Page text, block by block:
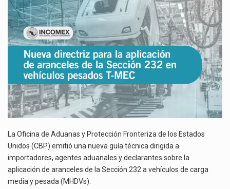
La inversión fija bruta en México registró un aumento de 1.1% interanual en mayo de…
El gobierno de Estados Unidos anunciará un arancel del 15 % sobre los productos fabricados…
El Departamento de Agricultura de Estados Unidos (USDA) suspendió el 5 de agosto de 2026…
DE
ARANCELES
LA
SECCIÓN
232
EN
VEHÍCULOS
PESADOS
T-
MEC
La Oficina de Aduanas y Protección Fronteriza de los Estados
Unidos (CBP) emitió una nueva guía técnica dirigida a
importadores, agentes aduanales y declarantes sobre la
aplicación de aranceles de la Sección 232 a vehículos de carga
media y pesada (MHDVs).